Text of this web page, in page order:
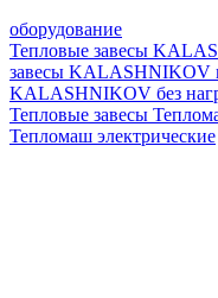
оборудование
Тепловые завесы
завесы KALASHNIKOV
KALASHNIKOV без
Тепловые завесы
Тепломаш электрические